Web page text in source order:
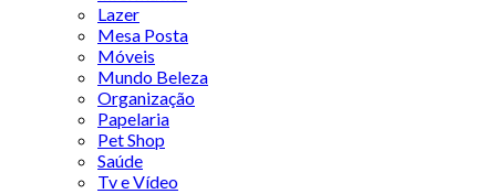
Lazer
Mesa Posta
Móveis
Mundo Beleza
Organização
Papelaria
Pet Shop
Saúde
Tv e Vídeo